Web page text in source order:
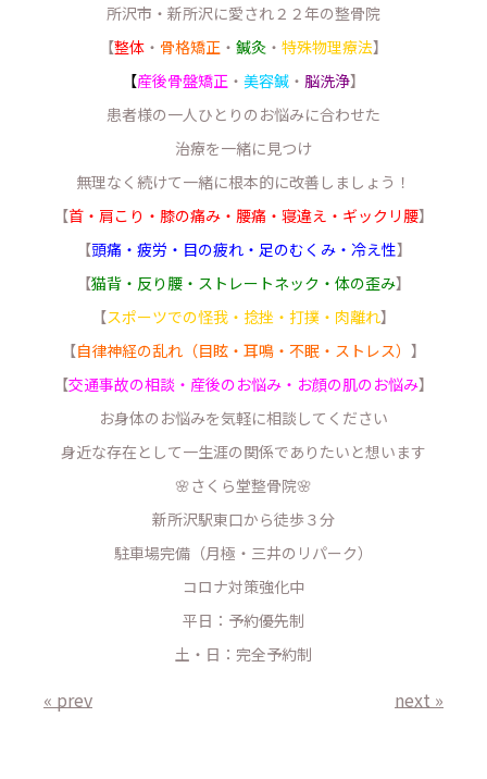
所沢市・新所沢に愛され２２年の整骨院
【整体 ・ 骨格矯正 ・ 鍼灸 ・ 特殊物理療法】
【産後骨盤矯正 ・ 美容鍼 ・ 脳洗浄】
患者様の一人ひとりのお悩みに合わせた
治療を一緒に見つけ
無理なく続けて一緒に根本的に改善しましょう！
【首・肩こり・膝の痛み・腰痛・寝違え・ギックリ腰】
【頭痛・疲労・目の疲れ・足のむくみ・冷え性】
【猫背・反り腰・ストレートネック・体の歪み】
【スポーツでの怪我・捻挫・打撲・肉離れ】
【自律神経の乱れ（目眩・耳鳴・不眠・ストレス） 】
【交通事故の相談・産後のお悩み・お顔の肌のお悩み】
お身体のお悩みを気軽に相談してください
身近な存在として一生涯の関係でありたいと想います
🌸さくら堂整骨院🌸
新所沢駅東口から徒歩３分
駐車場完備（月極・三井のリパーク）
コロナ対策強化中
平日：予約優先制
土・日：完全予約制
« prev next »